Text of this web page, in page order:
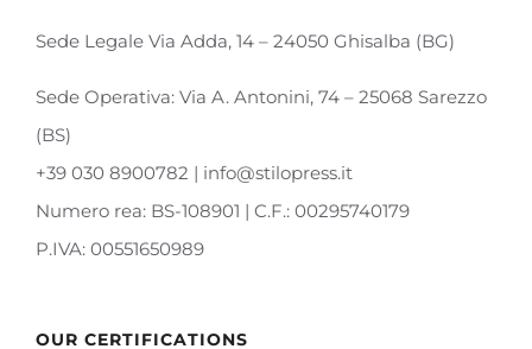
Sede Legale Via Adda, 14 – 24050 Ghisalba (BG)
Sede Operativa: Via A. Antonini, 74 – 25068 Sarezzo
(BS)
+39 030 8900782 | info@stilopress.it
Numero rea: BS-108901 | C.F.: 00295740179
P.IVA: 00551650989
OUR CERTIFICATIONS